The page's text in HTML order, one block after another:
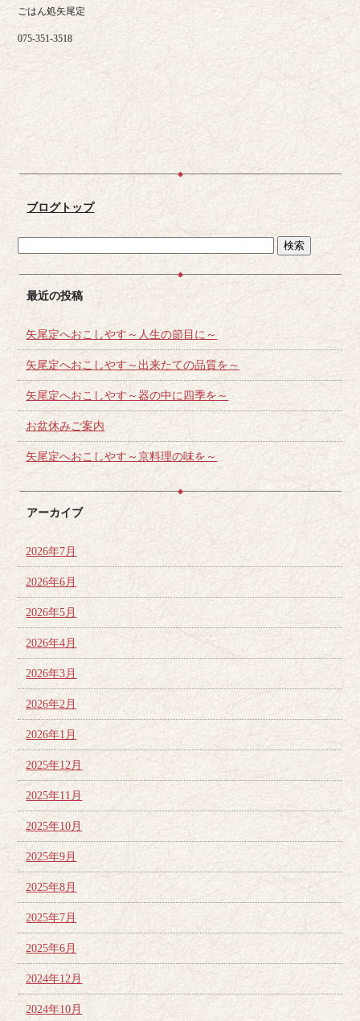
ごはん処矢尾定
075-351-3518
ブログトップ
最近の投稿
矢尾定へおこしやす～人生の節目に～
矢尾定へおこしやす～出来たての品質を～
矢尾定へおこしやす～器の中に四季を～
お盆休みご案内
矢尾定へおこしやす～京料理の味を～
アーカイブ
2026年7月
2026年6月
2026年5月
2026年4月
2026年3月
2026年2月
2026年1月
2025年12月
2025年11月
2025年10月
2025年9月
2025年8月
2025年7月
2025年6月
2024年12月
2024年10月